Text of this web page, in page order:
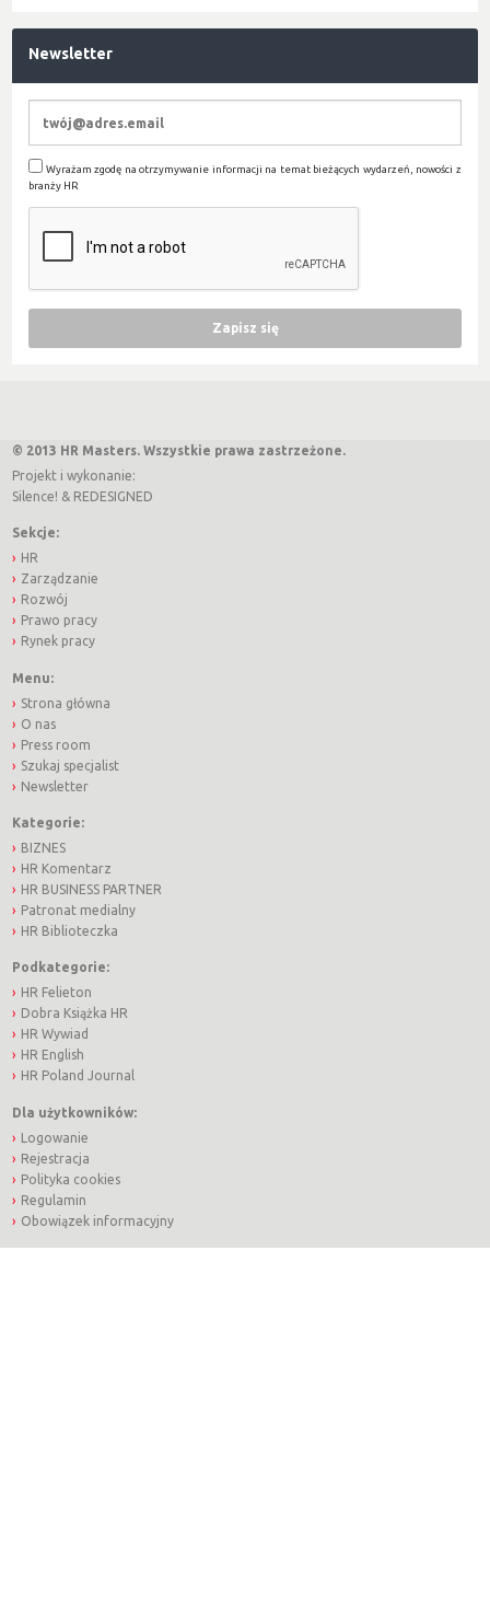
Newsletter
Wyrażam zgodę na otrzymywanie informacji na temat bieżących wydarzeń, nowości z
branży HR
© 2013 HR Masters. Wszystkie prawa zastrzeżone.
Projekt i wykonanie:
Silence! & REDESIGNED
Sekcje:
HR
Zarządzanie
Rozwój
Prawo pracy
Rynek pracy
Menu:
Strona główna
O nas
Press room
Szukaj specjalist
Newsletter
Kategorie:
BIZNES
HR Komentarz
HR BUSINESS PARTNER
Patronat medialny
HR Biblioteczka
Podkategorie:
HR Felieton
Dobra Książka HR
HR Wywiad
HR English
HR Poland Journal
Dla użytkowników:
Logowanie
Rejestracja
Polityka cookies
Regulamin
Obowiązek informacyjny